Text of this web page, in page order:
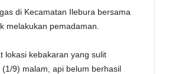
di Kecamatan Ilebura bersama
melakukan pemadaman.
lokasi kebakaran yang sulit
9) malam, api belum berhasil